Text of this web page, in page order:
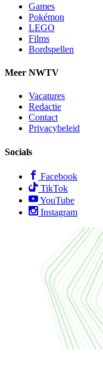
Games
Pokémon
LEGO
Films
Bordspellen
Meer NWTV
Vacatures
Redactie
Contact
Privacybeleid
Socials
Facebook
TikTok
YouTube
Instagram